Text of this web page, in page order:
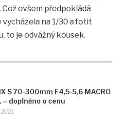
S 70-300mm F4,5-5,6 MACRO
– doplněno o cenu
ovšem předpokládá
na 1/30 a fotit
to je odvážný kousek.